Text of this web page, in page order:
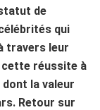
de
qui
travers leur
réussite à
la valeur
Retour sur